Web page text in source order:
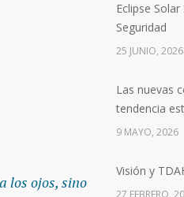
los ojos, sino
Eclipse
Seguridad
25 JUNIO, 2026
Las nuevas
tendencia
9 MAYO, 2026
Visión y
27 FEBRERO,